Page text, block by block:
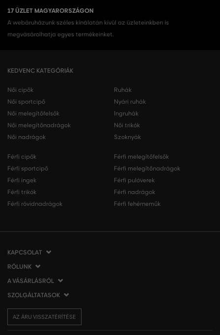
17 ÜZLET MAGYARORSZÁGON
A webáruházunk széles kínálatán kívül az üzleteinkben is
megvásárolhatja egyes termékeinket.
KEDVENC KATEGÓRIÁK
Női cipők
Női sportcipő
Női melegítőfelsők
Női melegítőnadrágok
Női nadrágok
Ruhák
Nyári ruhák
Ingruhák
Női trikók
Szoknyák
Férfi cipők
Férfi sportcipő
Férfi ingek
Férfi trikók
Férfi rövidnadrágok
Férfi melegítőfelsők
Férfi melegítőnadrágok
Férfi pulóverek
Férfi nadrágok
Férfi fehérneműk
KAPCSOLAT
VERMONT Services Slovakia s. r. o.
Vlčie hrdlo 53
tel.: 06 1 901 1901
info@eshopgant.hu
RÓLUNK
Cégünkről
Elérhetőség
Affiliate
A VÁSÁRLÁSRÓL
A vásárlás menete
Az áru visszatérítése/visszáru
SZOLGÁLTATASOK
Szállítás és fizetés
Ajándékutalványok
AZ ÁRU VISSZATÉRÍTÉSE